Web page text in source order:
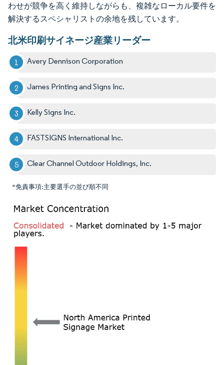
わせが競争を高く維持しながらも、複雑なローカル要件を
解決するスペシャリストの余地を残しています。
北米印刷サイネージ産業リーダー
Avery Dennison Corporation
James Printing and Signs Inc.
Kelly Signs Inc.
FASTSIGNS International Inc.
Clear Channel Outdoor Holdings, Inc.
*免責事項:主要選手の並び順不同